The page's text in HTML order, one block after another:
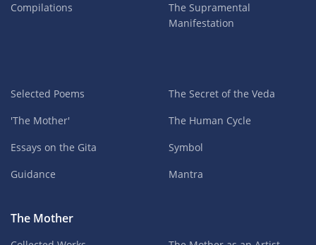
Compilations
The Supramental
Manifestation
Selected Poems
'The Mother'
Essays on the Gita
Guidance
The Secret of the Veda
The Human Cycle
Symbol
Mantra
The Mother